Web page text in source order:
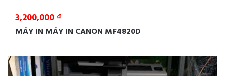
3,200,000 ₫
MÁY IN MÁY IN CANON MF4820D